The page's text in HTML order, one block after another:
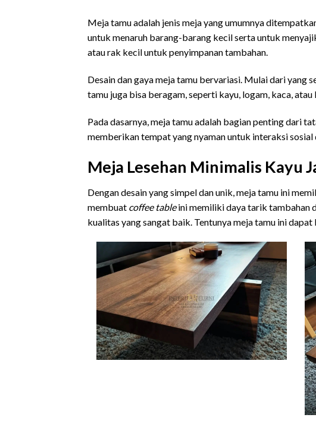
Meja tamu adalah jenis meja yang umumnya
untuk menaruh barang-barang kecil serta untuk
atau rak kecil untuk penyimpanan tambahan.
Desain dan gaya meja tamu bervariasi. Mulai dari yang
tamu juga bisa beragam, seperti kayu, logam, kaca,
Pada dasarnya, meja tamu adalah bagian penting dari
memberikan tempat yang nyaman untuk interaksi sosial
Meja Lesehan Minimalis Kayu
Dengan desain yang simpel dan unik, meja tamu ini
membuat coffee tableini memiliki daya tarik tambahan
kualitas yang sangat baik. Tentunya meja tamu ini